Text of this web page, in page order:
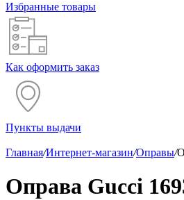
Избранные товары
Как оформить заказ
Пункты выдачи
Главная/Интернет-магазин/Оправы/
Оправа Gucci